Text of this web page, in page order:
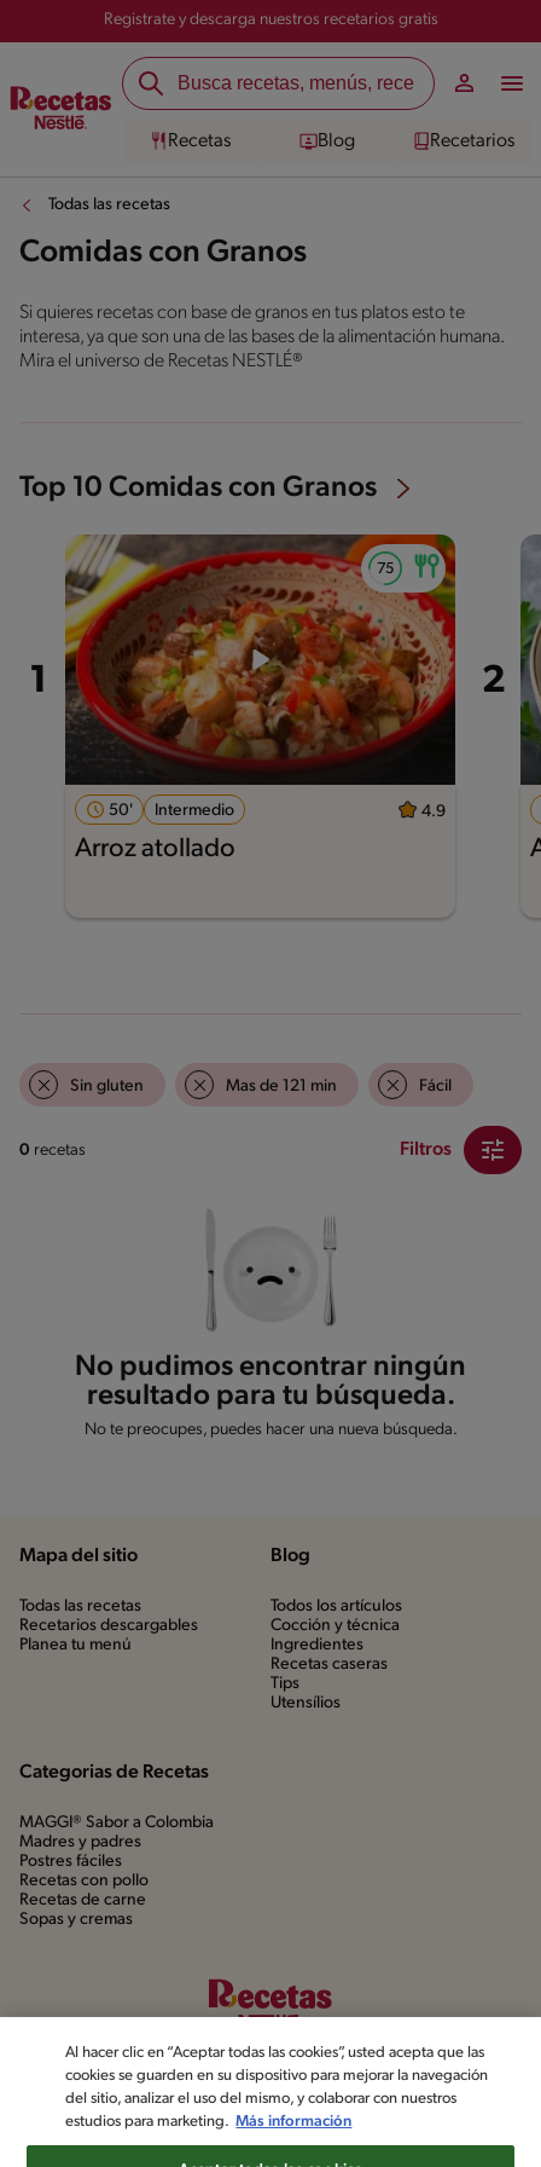
Registrate y descarga nuestros recetarios gratis
Recetas Blog Recetarios
Todas las recetas
Comidas con Granos
Si quieres recetas con base de granos en tus platos esto te
interesa, ya que son una de las bases de la alimentación humana.
Mira el universo de Recetas NESTLÉ®
Top 10 Comidas con Granos
50' Intermedio 4.9
Arroz atollado
Sin gluten Mas de 121 min Fácil
0 recetas Filtros
No pudimos encontrar ningún
resultado para tu búsqueda.
No te preocupes, puedes hacer una nueva búsqueda.
Mapa del sitio
Todas las recetas
Recetarios descargables
Planea tu menú
Blog
Todos los artículos
Cocción y técnica
Ingredientes
Recetas caseras
Tips
Utensílios
Categorias de Recetas
MAGGI® Sabor a Colombia
Madres y padres
Postres fáciles
Recetas con pollo
Recetas de carne
Sopas y cremas
Al hacer clic en “Aceptar todas las cookies”, usted acepta que las
cookies se guarden en su dispositivo para mejorar la navegación
del sitio, analizar el uso del mismo, y colaborar con nuestros
estudios para marketing. Más información